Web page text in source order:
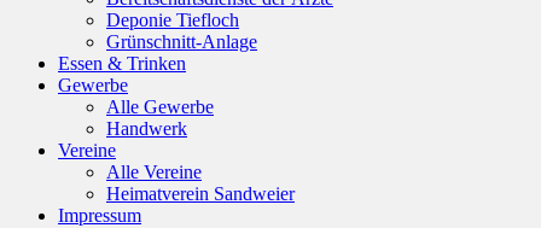
Deponie Tiefloch
Grünschnitt-Anlage
Essen & Trinken
Gewerbe
Alle Gewerbe
Handwerk
Vereine
Alle Vereine
Heimatverein Sandweier
Impressum